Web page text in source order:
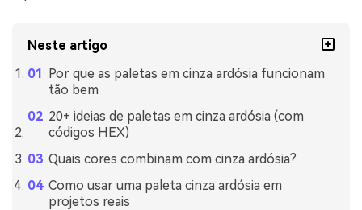
Neste artigo
Por que as paletas em cinza ardósia funcionam
tão bem
20+ ideias de paletas em cinza ardósia (com
códigos HEX)
Quais cores combinam com cinza ardósia?
Como usar uma paleta cinza ardósia em
projetos reais